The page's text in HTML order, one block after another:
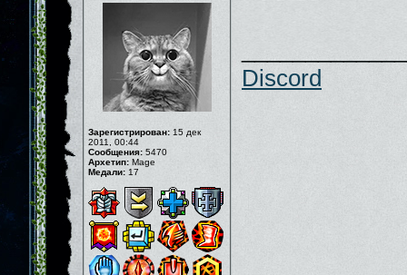
Зарегистрирован: 15 дек
2011, 00:44
Сообщения: 5470
Архетип: Mage
Медали: 17
Discord